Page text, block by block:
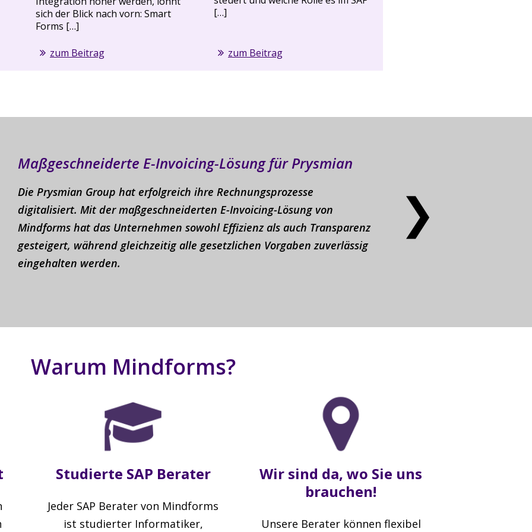
sich der Blick nach vorn: Smart
Forms […]
zum Beitrag
[…]
zum Beitrag
Aufbau von Adobe-Forms-Knowhow bei Heidelberg
Material
Erfolgreiche Einführung von Adobe Forms im HR-Bereich bei Heidelberg
Materials: Mindforms unterstützte gezielt beim internen
Wissensaufbau, wodurch das HR-Team nun eigenständig komplexe
Formulare erstellen und erweitern kann. Praxisnahes Coaching und
❯
Warum Mindforms?
Studierte SAP Berater
Jeder SAP Berater von Mindforms
ist studierter Informatiker,
Wir sind da, wo Sie uns
brauchen!
Unsere Berater können flexibel